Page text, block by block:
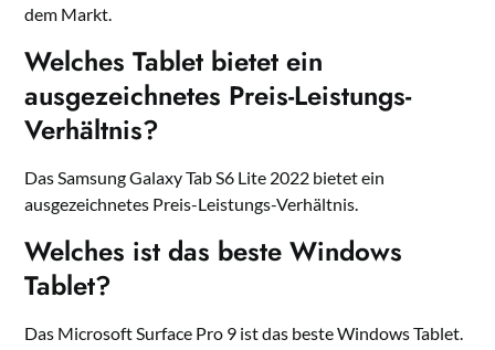
dem Markt.
Welches Tablet bietet ein
ausgezeichnetes Preis-Leistungs-
Verhältnis?
Das Samsung Galaxy Tab S6 Lite 2022 bietet ein
ausgezeichnetes Preis-Leistungs-Verhältnis.
Welches ist das beste Windows
Tablet?
Das Microsoft Surface Pro 9 ist das beste Windows Tablet.